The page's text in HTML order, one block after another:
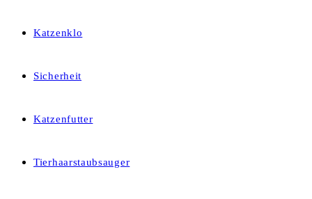
Katzenklo
Sicherheit
Katzenfutter
Tierhaarstaubsauger